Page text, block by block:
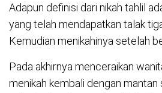
Adapun definisi dari nikah tahlil
yang telah mendapatkan talak
Kemudian menikahinya setelah
Pada akhirnya menceraikan
menikah kembali dengan mantan